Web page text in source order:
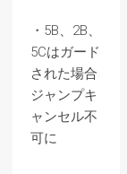
・5B、2B、
5Cはガード
された場合
ジャンプキ
ャンセル不
可に